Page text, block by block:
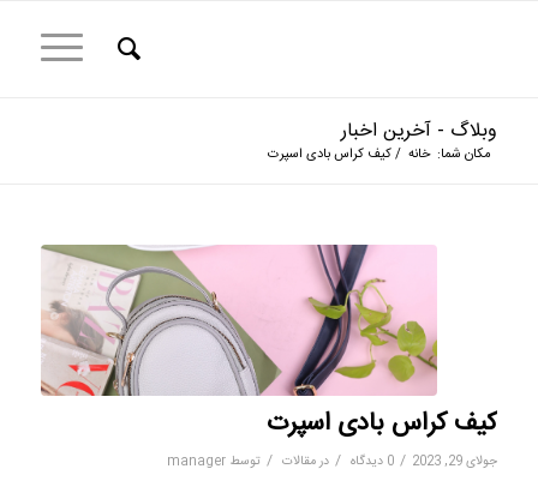
وبلاگ - آخرین اخبار
مکان شما: خانه /کیف کراس بادی اسپرت
کیف کراس بادی اسپرت
جولای 29, 2023 / 0 دیدگاه / درمقالات / توسط manager